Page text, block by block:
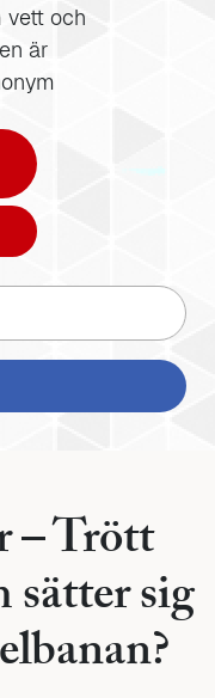
vett och
är
– Trött
sätter sig